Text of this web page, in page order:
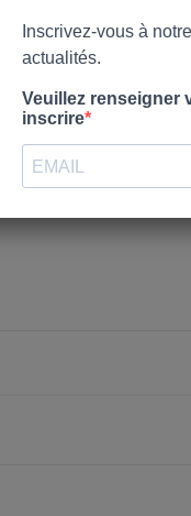
Créer une nouvelle liste